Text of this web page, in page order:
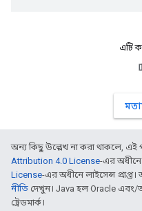
এটি
অন্য কিছু উল্লেখ না করা থাকলে, এই
Attribution 4.0 License-এর
License-এর অধীনে লাইসেন্স
নীতি দেখুন। Java হল Oracle এবং/
ট্রেডমার্ক।